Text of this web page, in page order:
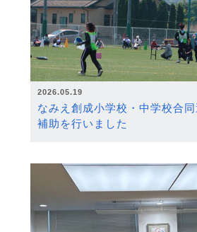
2026.05.19
なみえ創成小学校・中学校合
補助を行いました